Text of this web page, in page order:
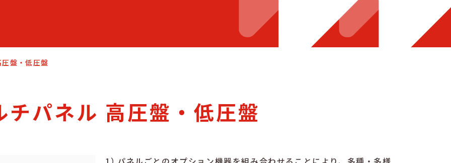
盤・低圧盤
チパネル 高圧盤・低圧盤